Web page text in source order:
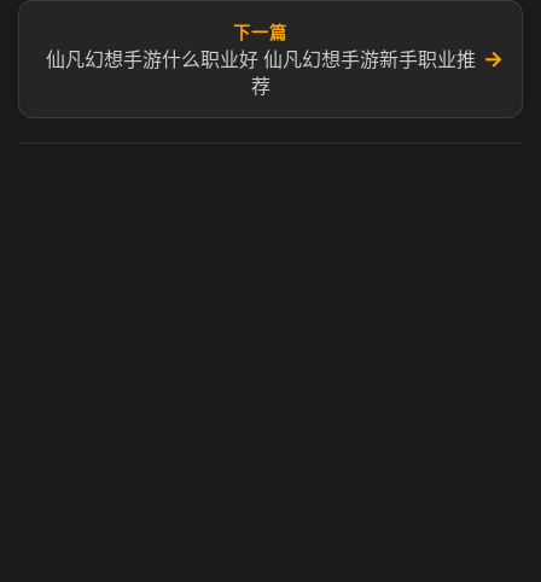
下一篇
仙凡幻想手游什么职业好 仙凡幻想手游新手职业推
荐
→